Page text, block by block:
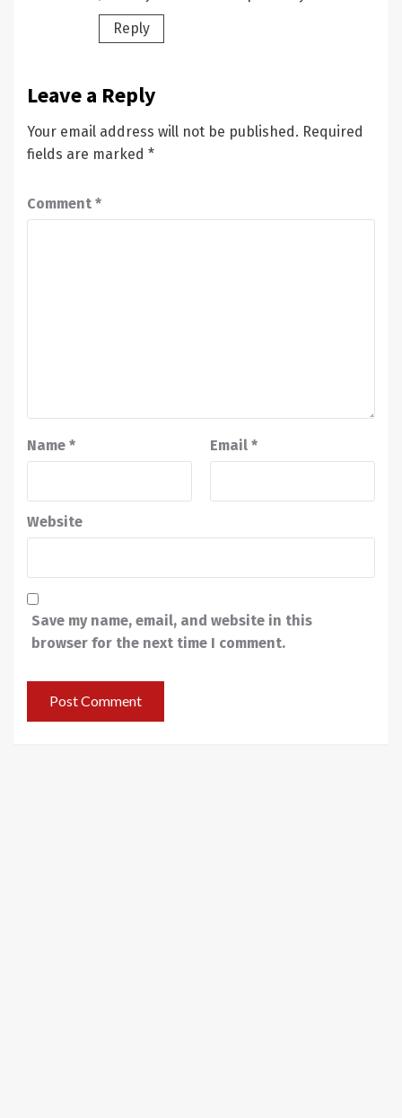
Reply
Leave a Reply
Your email address will not be published. Required
fields are marked *
Comment *
Name * Email *
Website
Save my name, email, and website in this
browser for the next time I comment.